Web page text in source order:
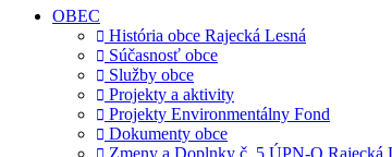
OBEC
História obce Rajecká Lesná
Súčasnosť obce
Služby obce
Projekty a aktivity
Projekty Environmentálny Fond
Dokumenty obce
Zmeny a Doplnky č. 5 ÚPN-O Rajecká